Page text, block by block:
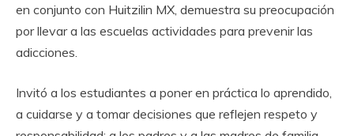
en conjunto con Huitzilin MX, demuestra su preocupación
por llevar a las escuelas actividades para prevenir las
adicciones.
Invitó a los estudiantes a poner en práctica lo aprendido,
a cuidarse y a tomar decisiones que reflejen respeto y